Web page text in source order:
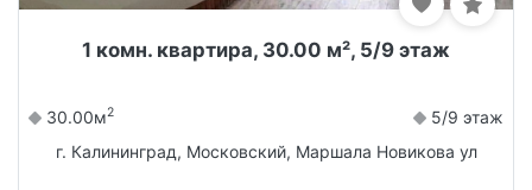
1 комн. квартира, 30.00 м², 5/9 этаж
30.00м2
5/9 этаж
г. Калининград, Московский, Маршала Новикова ул